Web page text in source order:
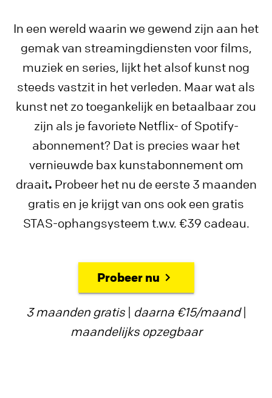
In een wereld waarin we gewend zijn aan het
gemak van streamingdiensten voor films,
muziek en series, lijkt het alsof kunst nog
steeds vastzit in het verleden. Maar wat als
kunst net zo toegankelijk en betaalbaar zou
zijn als je favoriete Netflix- of Spotify-
abonnement? Dat is precies waar het
vernieuwde bax kunstabonnement om
draait. Probeer het nu de eerste 3 maanden
gratis en je krijgt van ons ook een gratis
STAS-ophangsysteem t.w.v. €39 cadeau.
Probeer nu
3 maanden gratis| daarna €15/maand|
maandelijks opzegbaar